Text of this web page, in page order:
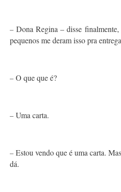
–Dona Regina – disse
pequenos me deram isso pra
– O que que é?
– Uma carta.
– Estou vendo que é uma carta.
dá.